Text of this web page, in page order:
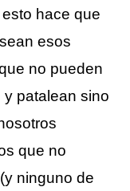
hace que
esos
no pueden
y patalean sino
que no
ninguno de